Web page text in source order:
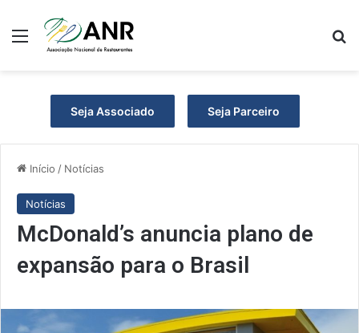
Menu
Seja Associado Seja Parceiro
Início / Notícias
Notícias
McDonald’s anuncia plano de
expansão para o Brasil